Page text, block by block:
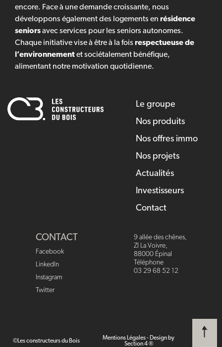
encore. Face à une demande croissante, nous
développons également des logements en résidence
seniorsavec services pour les seniors autonomes.
Chaque initiative vise à être à la fois respectueuse de
l’environnementet sociétalement bénéfique,
alimentant notre motivation quotidienne.
Le groupe
Nos produits
Nos offres immo
Nos projets
Actualités
Investisseurs
Contact
CONTACT
Facebook
LinkedIn
Instagram
Twitter
9 allée des chênes,
ZI La Voivre,
88000 Épinal
Téléphone
03 29 68 52 12
©Les constructeurs du Bois Mentions Légales- Design by
Section 4 ®